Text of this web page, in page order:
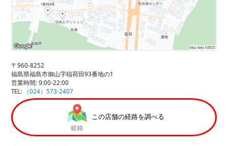
〒960-8252
福島県福島市御山字稲荷田93番地の1
営業時間: 9:00-22:00
TEL:
（024）573-2407
この店舗の経路を調べる